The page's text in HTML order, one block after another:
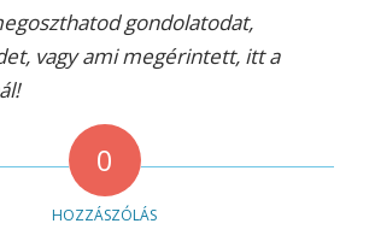
gondolatodat,
vagy ami megérintett, itt a
0
HOZZÁSZÓLÁS